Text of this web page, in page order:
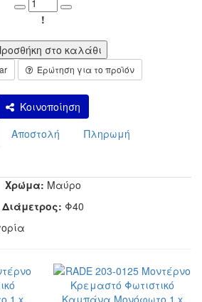
Minus
Plus
!
στο καλάθι
Ερώτηση για το προϊόν
Κοινοποίηση
Αποστολή Πληρωμή
Χρώμα: Μαύρο
Διάμετρος: Φ40